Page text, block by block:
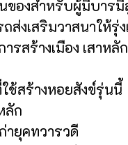
ของสำหรับผู้มีบารมี
ส่งเสริมวาสนาให้รุ่ง
ารสร้างเมือง เสาหลั
ช้สร้างหอยสังข์รุ่นนี้
ลัก
ายุคทวารวดี